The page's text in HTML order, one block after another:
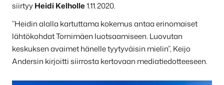
siirtyyHeidi Kelholle1.11.2020.
”Heidin alalla kartuttama kokemus antaa erinomaiset
lähtökohdat Tornimäen luotsaamiseen. Luovutan
keskuksen avaimet hänelle tyytyväisin mielin”, Keijo
Andersin kirjoitti siirrosta kertovaan mediatiedotteeseen.